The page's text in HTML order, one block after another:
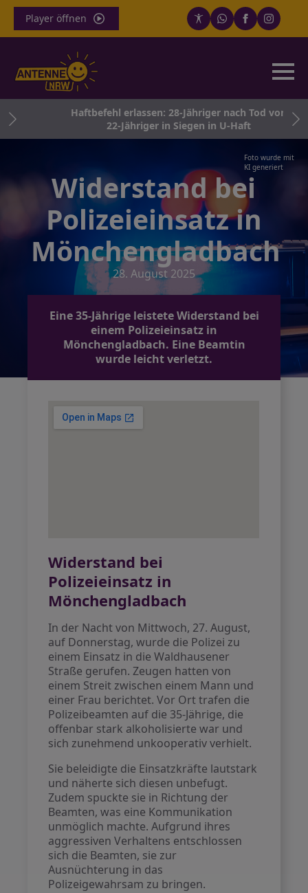
Player öffnen
Haftbefehl erlassen: 28-Jähriger nach Tod von
22-Jähriger in Siegen in U-Haft
Foto wurde mit
KI generiert
Widerstand bei
Polizeieinsatz in
Mönchengladbach
28. August 2025
Eine 35-Jährige leistete Widerstand bei
einem Polizeieinsatz in
Mönchengladbach. Eine Beamtin
wurde leicht verletzt.
Widerstand bei
Polizeieinsatz in
Mönchengladbach
In der Nacht von Mittwoch, 27. August,
auf Donnerstag, wurde die Polizei zu
einem Einsatz in die Waldhausener
Straße gerufen. Zeugen hatten von
einem Streit zwischen einem Mann und
einer Frau berichtet. Vor Ort trafen die
Polizeibeamten auf die 35-Jährige, die
offenbar stark alkoholisierte war und
sich zunehmend unkooperativ verhielt.
Sie beleidigte die Einsatzkräfte lautstark
und näherte sich diesen unbefugt.
Zudem spuckte sie in Richtung der
Beamten, was eine Kommunikation
unmöglich machte. Aufgrund ihres
aggressiven Verhaltens entschlossen
sich die Beamten, sie zur
Ausnüchterung in das
Polizeigewahrsam zu bringen.